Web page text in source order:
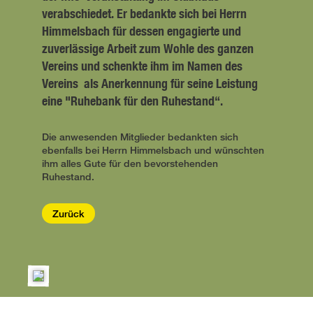
verabschiedet. Er bedankte sich bei Herrn
Himmelsbach für dessen engagierte und
zuverlässige Arbeit zum Wohle des ganzen
Vereins und schenkte ihm im Namen des
Vereins als Anerkennung für seine Leistung
eine "Ruhebank für den Ruhestand“.
Die anwesenden Mitglieder bedankten sich
ebenfalls bei Herrn Himmelsbach und wünschten
ihm alles Gute für den bevorstehenden
Ruhestand.
Zurück